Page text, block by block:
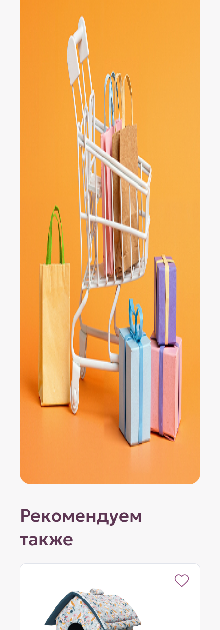
Рекомендуем
также